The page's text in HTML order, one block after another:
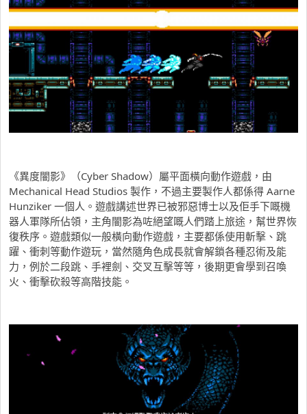
《異度闇影》（Cyber Shadow）屬平面橫向動作遊戲，由
Mechanical Head Studios 製作，不過主要製作人都係得 Aarne
Hunziker 一個人。遊戲講述世界已被邪惡博士以及佢手下嘅機
器人軍隊所佔領，主角闇影為咗絕望嘅人們踏上旅途，幫世界恢
復秩序。遊戲類似一般橫向動作遊戲，主要都係使用斬擊、跳
躍、衝刺等動作遊玩，當然隨角色成長就會解鎖各種忍術及能
力，例於二段跳、手裡劍、交叉互擊等等，後期更會學到召喚
火、衝擊砍殺等高階技能。